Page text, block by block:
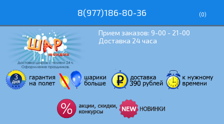
8(977)186-80-36 (0)
Прием заказов: 9-00 - 21-00
Доставка 24 часа